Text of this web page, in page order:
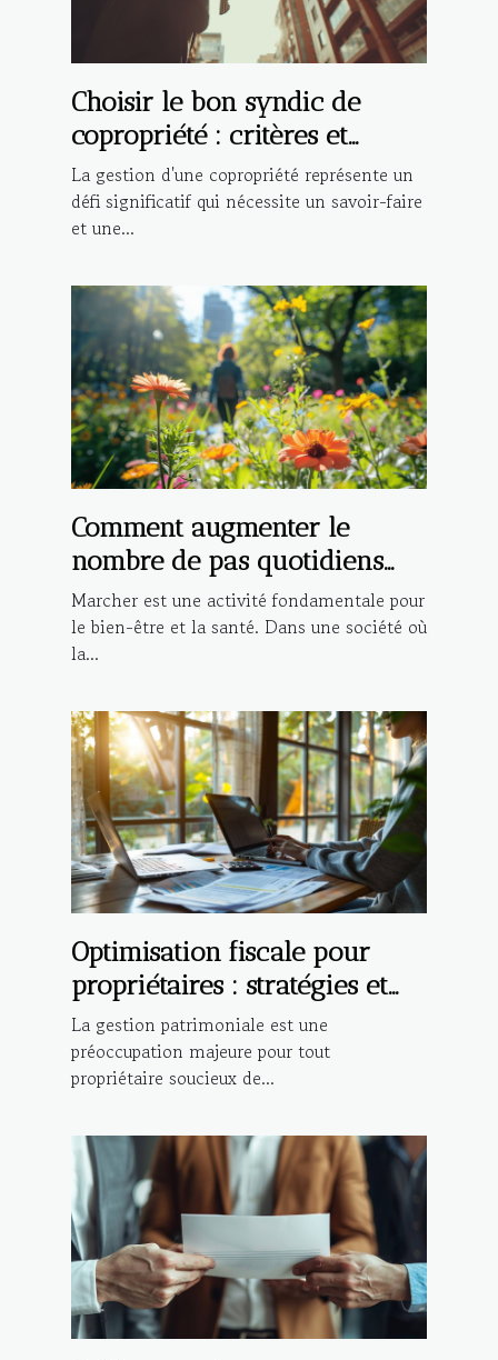
Choisir le bon syndic de
copropriété : critères et
avantages
La gestion d'une copropriété représente un
défi significatif qui nécessite un savoir-faire
et une...
Comment augmenter le
nombre de pas quotidiens
pour une meilleure santé
Marcher est une activité fondamentale pour
le bien-être et la santé. Dans une société où
la...
Optimisation fiscale pour
propriétaires : stratégies et
bénéfices
La gestion patrimoniale est une
préoccupation majeure pour tout
propriétaire soucieux de...